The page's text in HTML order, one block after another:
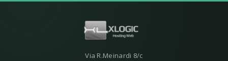
Via R.Meinardi 8/c